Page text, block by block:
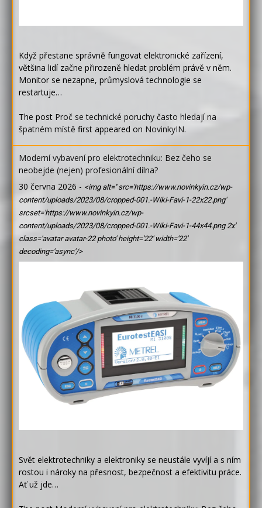
Když přestane správně fungovat elektronické zařízení,
většina lidí začne přirozeně hledat problém právě v něm.
Monitor se nezapne, průmyslová technologie se
restartuje…
The post Proč se technické poruchy často hledají na
špatném místě first appeared on NovinkyIN.
Moderní vybavení pro elektrotechniku: Bez čeho se
neobejde (nejen) profesionální dílna?
30 června 2026 - <img alt='' src='https://www.novinkyin.cz/wp-
content/uploads/2023/08/cropped-001.-Wiki-Favi-1-22x22.png'
srcset='https://www.novinkyin.cz/wp-
content/uploads/2023/08/cropped-001.-Wiki-Favi-1-44x44.png 2x'
class='avatar avatar-22 photo' height='22' width='22'
decoding='async'/>
Svět elektrotechniky a elektroniky se neustále vyvíjí a s ním
rostou i nároky na přesnost, bezpečnost a efektivitu práce.
Ať už jde…